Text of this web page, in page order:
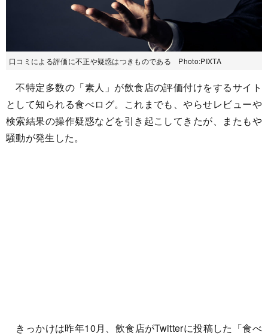
口コミによる評価に不正や疑惑はつきものである Photo:PIXTA
不特定多数の「素人」が飲食店の評価付けをするサイト
として知られる食べログ。これまでも、やらせレビューや
検索結果の操作疑惑などを引き起こしてきたが、またもや
騒動が発生した。
きっかけは昨年10月、飲食店がTwitterに投稿した「食べ